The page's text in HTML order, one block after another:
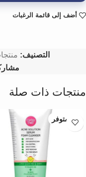
أضف إلى قائمة الرغبات
التصنيف:
منتجات ذات صلة
غير متوفر